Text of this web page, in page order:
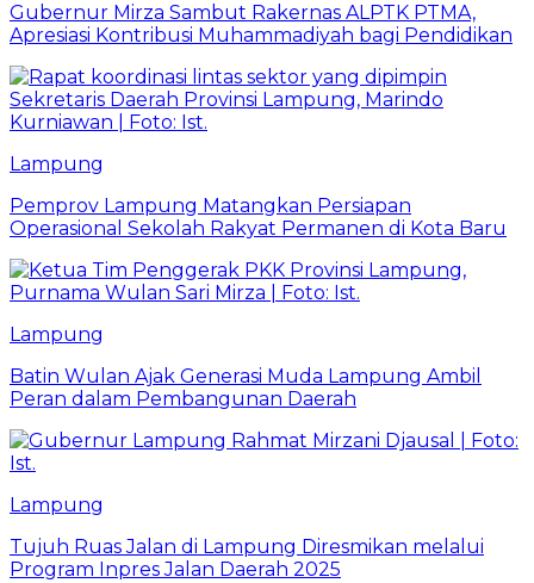
Gubernur Mirza Sambut Rakernas ALPTK PTMA,
Apresiasi Kontribusi Muhammadiyah bagi Pendidikan
Lampung
Pemprov Lampung Matangkan Persiapan
Operasional Sekolah Rakyat Permanen di Kota Baru
Lampung
Batin Wulan Ajak Generasi Muda Lampung Ambil
Peran dalam Pembangunan Daerah
Lampung
Tujuh Ruas Jalan di Lampung Diresmikan melalui
Program Inpres Jalan Daerah 2025